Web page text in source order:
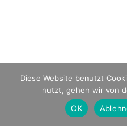
Diese Website benutzt
nutzt, gehen wir von
OK